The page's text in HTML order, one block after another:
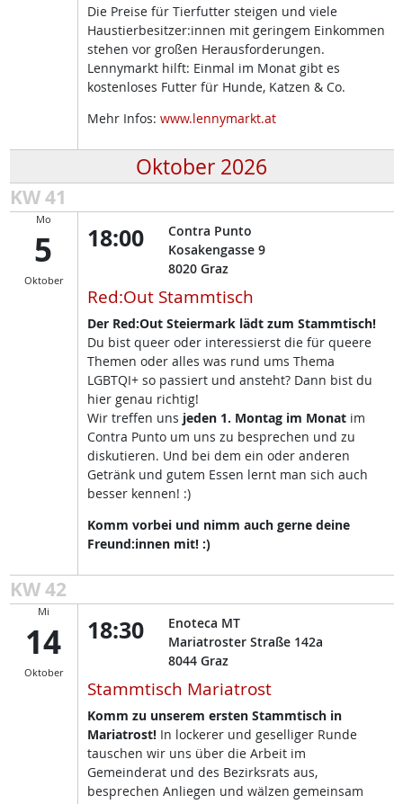
Die Preise für Tierfutter steigen und viele
Haustierbesitzer:innen mit geringem Einkommen
stehen vor großen Herausforderungen.
Lennymarkt hilft: Einmal im Monat gibt es
kostenloses Futter für Hunde, Katzen & Co.
Mehr Infos: www.lennymarkt.at
Oktober 2026
KW 41
Mo
5
Oktober
18:00
Contra Punto
Kosakengasse 9
8020 Graz
Red:Out Stammtisch
Der Red:Out Steiermark lädt zum Stammtisch!
Du bist queer oder interessierst die für queere
Themen oder alles was rund ums Thema
LGBTQI+ so passiert und ansteht? Dann bist du
hier genau richtig!
Wir treffen uns jeden 1. Montag im Monatim
Contra Punto um uns zu besprechen und zu
diskutieren. Und bei dem ein oder anderen
Getränk und gutem Essen lernt man sich auch
besser kennen! :)
Komm vorbei und nimm auch gerne deine
Freund:innen mit! :)
KW 42
Mi
14
Oktober
18:30
Enoteca MT
Mariatroster Straße 142a
8044 Graz
Stammtisch Mariatrost
Komm zu unserem ersten Stammtisch in
Mariatrost! In lockerer und geselliger Runde
tauschen wir uns über die Arbeit im
Gemeinderat und des Bezirksrats aus,
besprechen Anliegen und wälzen gemeinsam